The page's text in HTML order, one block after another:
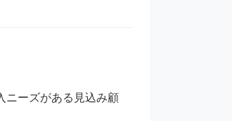
ニーズがある見込み顧